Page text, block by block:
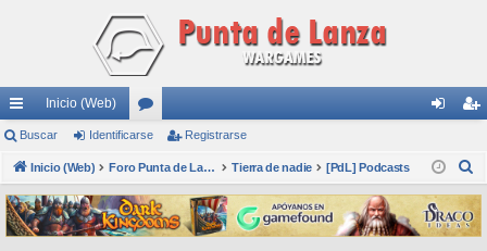
nl
ac
es
rá
Inicio (Web)
or
os nti
fic
ar
ist
ra
rs
Buscar Identificarse Registrarse
Inicio (Web) Foro Punta de Lanza Wargames Tierra de nadie [PdL] Podcasts
s
c